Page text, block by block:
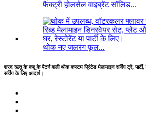
फैक्ट्री होलसेल वाइब्रेंट सॉलिड...
थोक नए जलरंग फूल...
शरद ऋतु के कद्दू के पैटर्न वाली थोक कस्टम प्रिंटेड मेलामाइन सर्विंग ट्रे,
सर्विंग के लिए आदर्श।